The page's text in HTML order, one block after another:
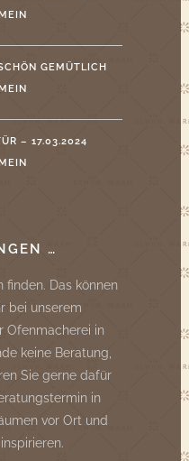
GEMÜTLICH
– 17.03.2024
…
finden. Das können
bei unserem
Ofenmacherei in
keine Beratung,
Sie gerne dafür
in
vor Ort und